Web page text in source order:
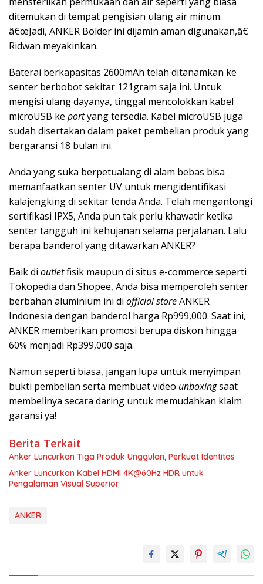
ditemukan di tempat pengisian ulang air minum.
â€œJadi, ANKER Bolder ini dijamin aman digunakan,â€
Ridwan meyakinkan.
Baterai berkapasitas 2600mAh telah ditanamkan ke
senter berbobot sekitar 121gram saja ini. Untuk
mengisi ulang dayanya, tinggal mencolokkan kabel
microUSB ke portyang tersedia. Kabel microUSB juga
sudah disertakan dalam paket pembelian produk yang
bergaransi 18 bulan ini.
Anda yang suka berpetualang di alam bebas bisa
memanfaatkan senter UV untuk mengidentifikasi
kalajengking di sekitar tenda Anda. Telah mengantongi
sertifikasi IPX5, Anda pun tak perlu khawatir ketika
senter tangguh ini kehujanan selama perjalanan. Lalu
berapa banderol yang ditawarkan ANKER?
Baik di outletfisik maupun di situs e-commerce seperti
Tokopedia dan Shopee, Anda bisa memperoleh senter
berbahan aluminium ini di official storeANKER
Indonesia dengan banderol harga Rp999,000. Saat ini,
ANKER memberikan promosi berupa diskon hingga
60% menjadi Rp399,000 saja.
Namun seperti biasa, jangan lupa untuk menyimpan
bukti pembelian serta membuat video unboxingsaat
membelinya secara daring untuk memudahkan klaim
garansi ya!
Berita Terkait
Anker Luncurkan Tiga Produk Unggulan, Perkuat Identitas
Anker Luncurkan Kabel HDMI 4K@60Hz HDR untuk
Pengalaman Visual Superior
ANKER